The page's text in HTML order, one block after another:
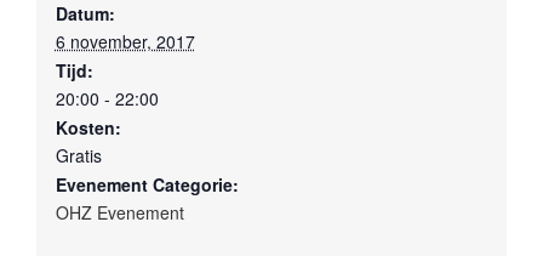
Datum:
6 november, 2017
Tijd:
20:00 - 22:00
Kosten:
Gratis
Evenement Categorie:
OHZ Evenement